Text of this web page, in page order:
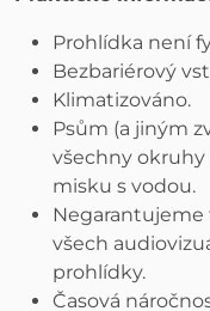
Prohlídka není
Bezbariérový
Klimatizováno.
Psům (a jiným
všechny okruhy
misku s vodou.
všech
prohlídky.
Časová